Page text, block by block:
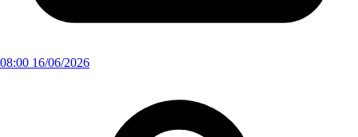
08:00 16/06/2026